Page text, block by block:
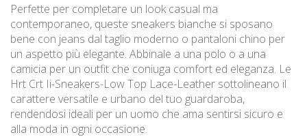
Perfette per completare un look casual ma
contemporaneo, queste sneakers bianche si sposano
bene con jeans dal taglio moderno o pantaloni chino per
un aspetto più elegante. Abbinale a una polo o a una
camicia per un outfit che coniuga comfort ed eleganza. Le
Hrt Crt Ii-Sneakers-Low Top Lace-Leather sottolineano il
carattere versatile e urbano del tuo guardaroba,
rendendosi ideali per un uomo che ama sentirsi sicuro e
alla moda in ogni occasione.